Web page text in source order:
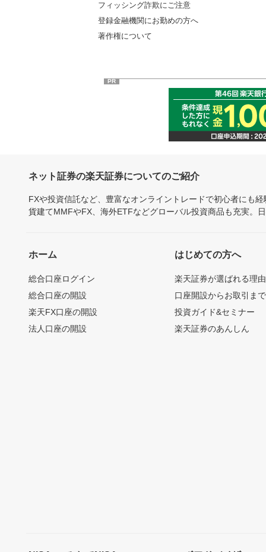
フィッシング詐欺にご注意
登録金融機関にお勤めの方へ
著作権について
PR
ネット証券の楽天証券についてのご紹介
FXや投資信託など、豊富なオンライントレードで初心者にも
貨建てMMFやFX、海外ETFなどグローバル投資商品も充実。
ホーム
総合口座ログイン
総合口座の開設
楽天FX口座の開設
法人口座の開設
はじめての方へ
楽天証券が選ばれる理由
口座開設からお取引ま
投資ガイド&セミナー
楽天証券のあんしん